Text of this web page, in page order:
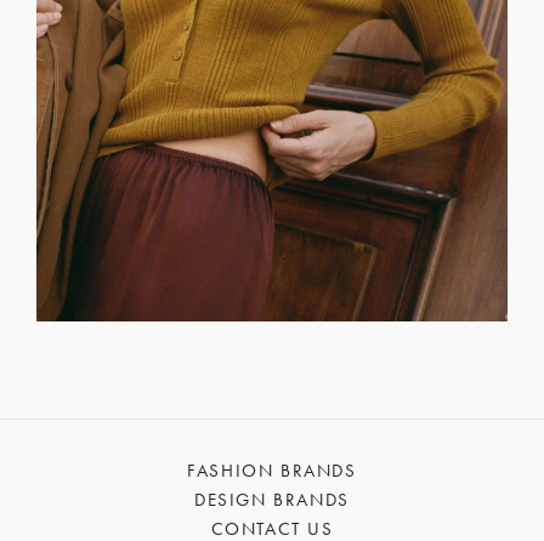
FASHION BRANDS
DESIGN BRANDS
CONTACT US